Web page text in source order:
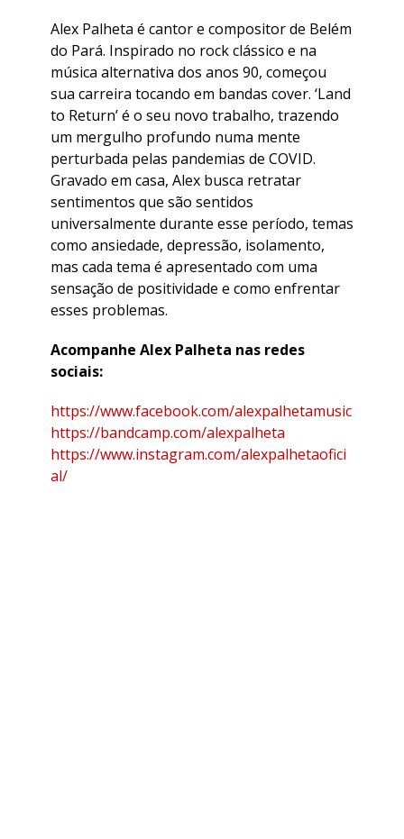
Alex Palheta é cantor e compositor de Belém
do Pará. Inspirado no rock clássico e na
música alternativa dos anos 90, começou
sua carreira tocando em bandas cover. ‘Land
to Return’ é o seu novo trabalho, trazendo
um mergulho profundo numa mente
perturbada pelas pandemias de COVID.
Gravado em casa, Alex busca retratar
sentimentos que são sentidos
universalmente durante esse período, temas
como ansiedade, depressão, isolamento,
mas cada tema é apresentado com uma
sensação de positividade e como enfrentar
esses problemas.
Acompanhe Alex Palheta nas redes
sociais:
https://www.facebook.com/alexpalhetamusic
https://bandcamp.com/alexpalheta
https://www.instagram.com/alexpalhetaofici
al/